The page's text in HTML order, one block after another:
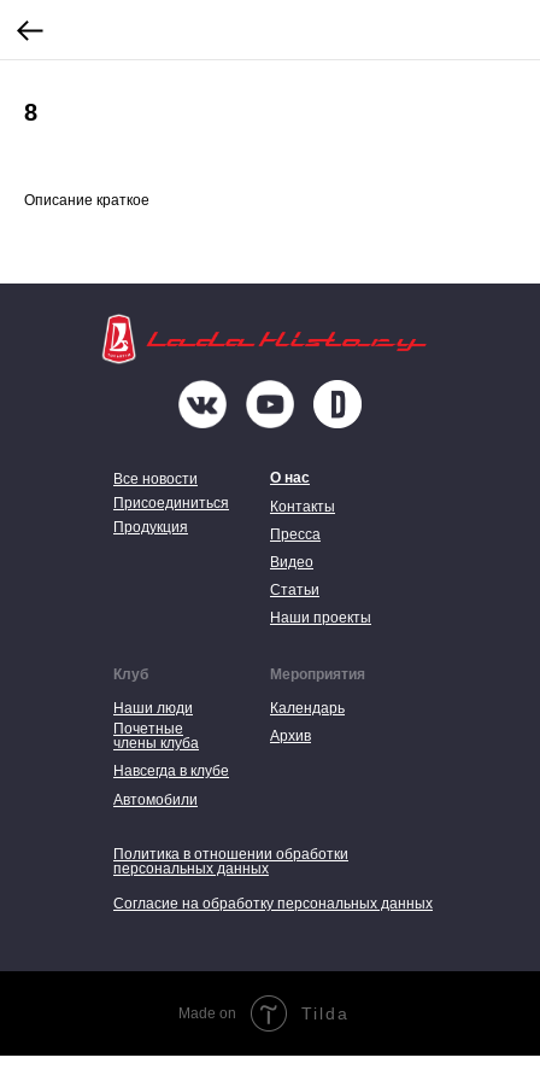
8
Описание краткое
Статьи
Контакты
Наши проекты
Пресса
Видео
Продукция
Наши люди
Клуб
Календарь
Мероприятия
О нас
Присоединиться
Все новости
Архив
Навсегда в клубе
Политика в отношении обработки
персональных данных
Согласие на обработку персональных данных
Почетные
члены клуба
Автомобили
Made on Tilda